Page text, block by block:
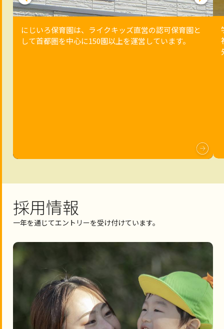
にじいろ保育園は、ライクキッズ直営の認可保育園と
して首都圏を中心に150園以上を運営しています。
採用情報
一年を通じてエントリーを受け付けています。